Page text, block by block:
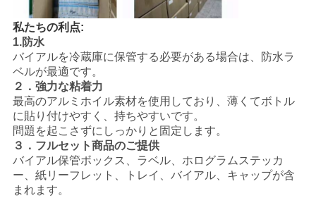
私たちの利点:
1.防水
バイアルを冷蔵庫に保管する必要がある場合は、防水ラ
ベルが最適です。
２．強力な粘着力
最高のアルミホイル素材を使用しており、薄くてボトル
に貼り付けやすく、持ちやすいです。
問題を起こさずにしっかりと固定します。
３．フルセット商品のご提供
バイアル保管ボックス、ラベル、ホログラムステッカ
ー、紙リーフレット、トレイ、バイアル、キャップが含
まれます。